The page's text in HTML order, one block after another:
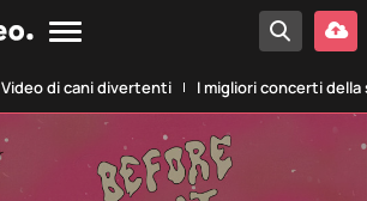
Video di cani divertenti I migliori concerti della